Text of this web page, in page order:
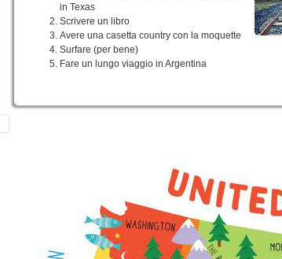
in Texas
Scrivere un libro
Avere una casetta country con la moquette
Surfare (per bene)
Fare un lungo viaggio in Argentina